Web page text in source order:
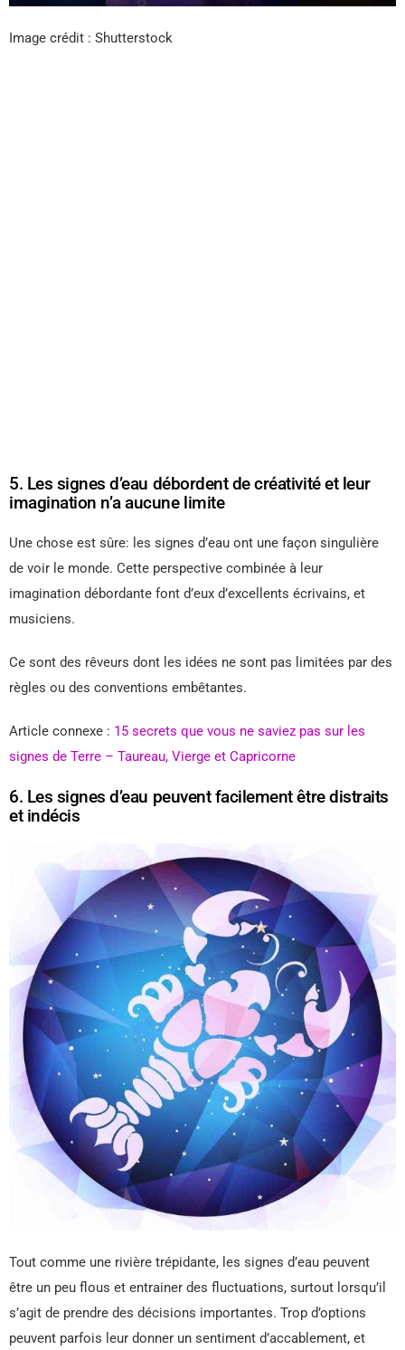
Image crédit : Shutterstock
5. Les signes d’eau débordent de créativité et leur
imagination n’a aucune limite
Une chose est sûre: les signes d’eau ont une façon singulière
de voir le monde. Cette perspective combinée à leur
imagination débordante font d’eux d’excellents écrivains, et
musiciens.
Ce sont des rêveurs dont les idées ne sont pas limitées par des
règles ou des conventions embêtantes.
Article connexe : 15 secrets que vous ne saviez pas sur les
signes de Terre – Taureau, Vierge et Capricorne
6. Les signes d’eau peuvent facilement être distraits
et indécis
Tout comme une rivière trépidante, les signes d’eau peuvent
être un peu flous et entrainer des fluctuations, surtout lorsqu’il
s’agit de prendre des décisions importantes. Trop d’options
peuvent parfois leur donner un sentiment d’accablement, et